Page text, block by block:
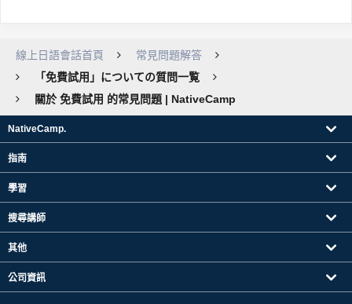
線上日語會話首頁
常見問題解答
「免費試用」についての質問一覧
關於 免費試用 的常見問題 | NativeCamp
NativeCamp.
指南
學習
搜尋講師
其他
公司資訊